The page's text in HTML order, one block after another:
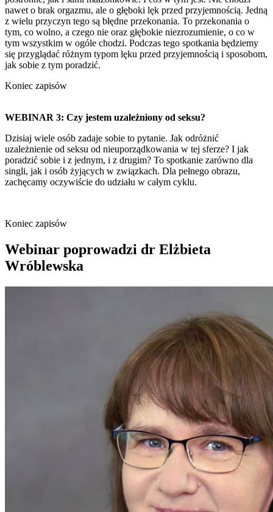
nawet o brak orgazmu, ale o głęboki lęk przed przyjemnością. Jedną
z wielu przyczyn tego są błędne przekonania. To przekonania o
tym, co wolno, a czego nie oraz głębokie niezrozumienie, o co w
tym wszystkim w ogóle chodzi. Podczas tego spotkania będziemy
się przyglądać różnym typom lęku przed przyjemnością i sposobom,
jak sobie z tym poradzić.
Koniec zapisów
WEBINAR 3: Czy jestem uzależniony od seksu?
Dzisiaj wiele osób zadaje sobie to pytanie. Jak odróżnić
uzależnienie od seksu od nieuporządkowania w tej sferze? I jak
poradzić sobie i z jednym, i z drugim? To spotkanie zarówno dla
singli, jak i osób żyjących w związkach. Dla pełnego obrazu,
zachęcamy oczywiście do udziału w całym cyklu.
Koniec zapisów
Webinar poprowadzi dr Elżbieta
Wróblewska